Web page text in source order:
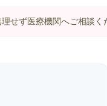
せず医療機関へご相談く